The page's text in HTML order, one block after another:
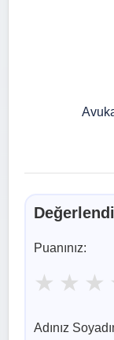
Puanınız:
★ ★ ★
Adınız